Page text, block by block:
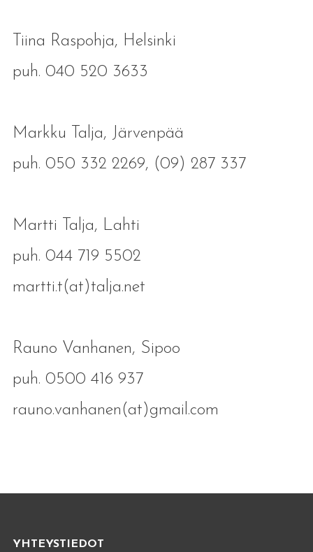
Tiina Raspohja, Helsinki
puh. 040 520 3633
Markku Talja, Järvenpää
puh. 050 332 2269, (09) 287 337
Martti Talja, Lahti
puh. 044 719 5502
martti.t(at)talja.net
Rauno Vanhanen, Sipoo
puh. 0500 416 937
rauno.vanhanen(at)gmail.com
YHTEYSTIEDOT